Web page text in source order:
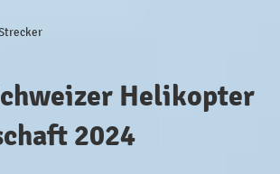
Helikopter
2024